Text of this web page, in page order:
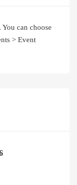
can choose
> Event